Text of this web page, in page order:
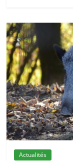
Actualités